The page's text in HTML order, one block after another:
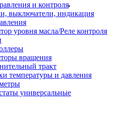
и контроля
выключатели, индикация
уровня масла/Реле контроля
вращения
тракт
температуры и давления
универсальные